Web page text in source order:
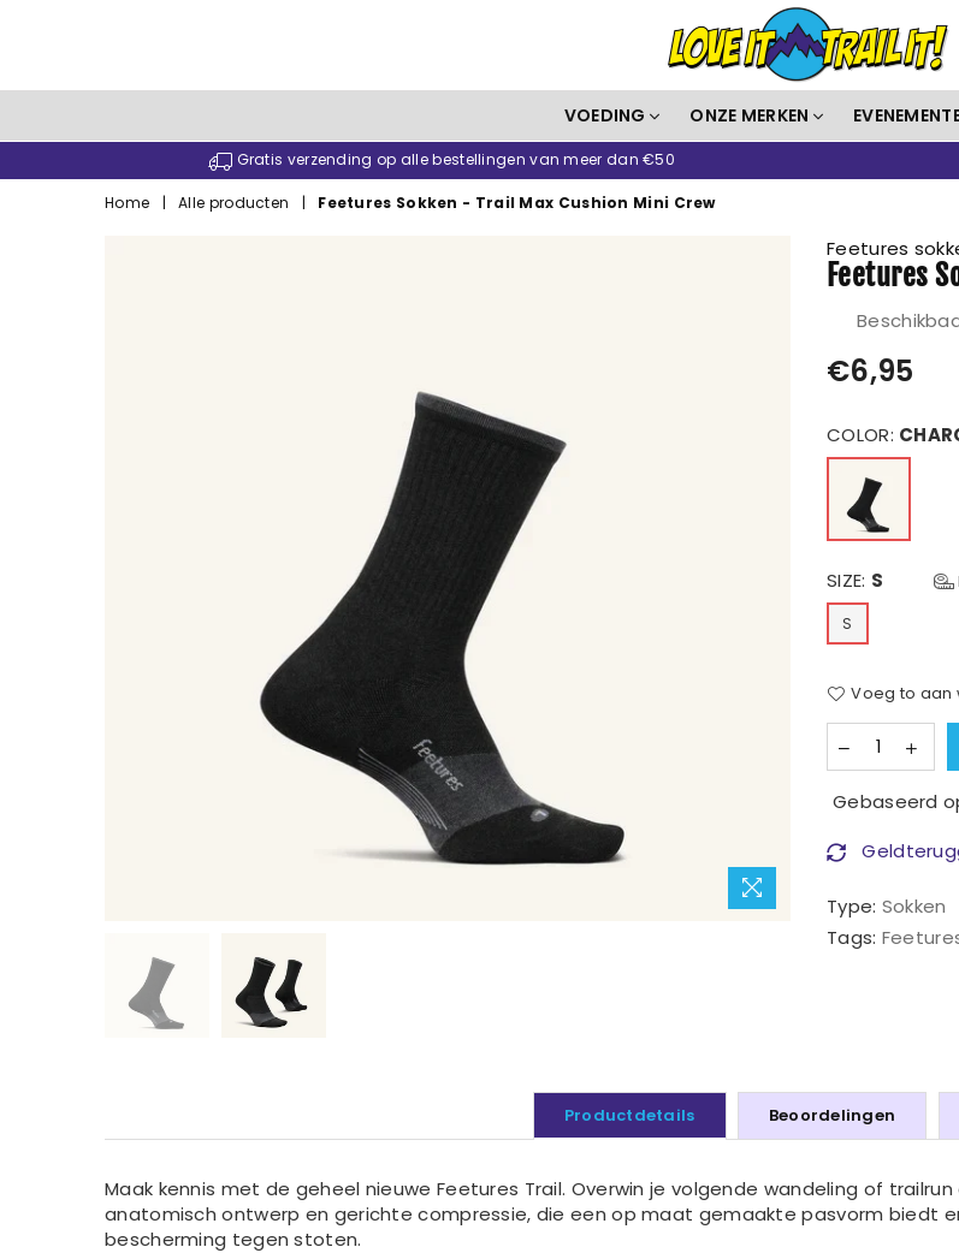
Love
It
Trail
It
VOEDING ONZE MERKEN
Gratis verzending op alle bestellingen van meer dan €50
Home | Alle producten | Feetures Sokken - Trail Max Cushion Mini Crew
Feetures
Feetures
Prijs
€6,95
COLOR:
SIZE: S
S
Voeg to aan
Gebaseerd
Type: Sokken
Tags:
Productdetails Beoordelingen
Maak kennis met de geheel nieuwe Feetures Trail. Overwin je volgende wandeling of
anatomisch ontwerp en gerichte compressie, die een op maat gemaakte pasvorm biedt
bescherming tegen stoten.